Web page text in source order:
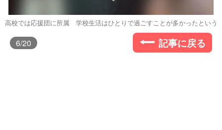
高校では応援団に所属 学校生活はひとりで過ごすことが多かったという
6/20 記事に戻る